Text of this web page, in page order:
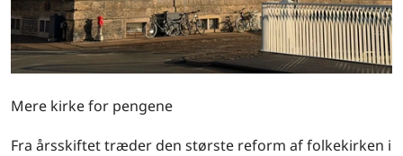
Mere kirke for pengene
Fra årsskiftet træder den største reform af folkekirken i